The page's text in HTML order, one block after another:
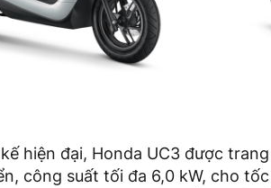
hiện đại, Honda UC3 được
công suất tối đa 6,0 kW, cho